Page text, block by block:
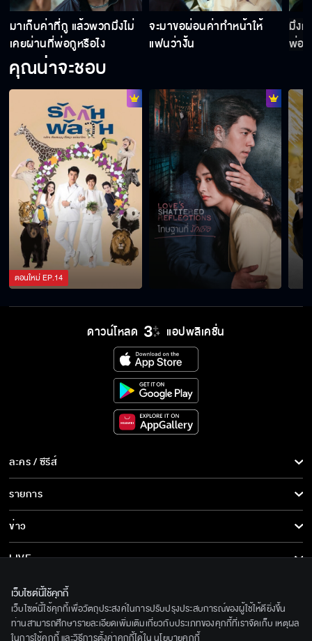
มาเก็บค่าที่กู แล้วพวกมึงไม่
เคยผ่านที่พ่อกูหรือไง
จะมาขอผ่อนค่าทำหน้าให้
แฟนว่างั้น
มึงหู
พ่อกู
คุณน่าจะชอบ
ตอนใหม่EP.14
ดาวน์โหลด แอปพลิเคชั่น
ละคร / ซีรีส์
ละคร/ซีรีส์
ซีรีส์นานาชาติ
การ์ตูน & เกม
รายการ
รายการทั้งหมด
ข่าว
ข่าวทั้งหมด
ข่าวประชาสัมพันธ์
LIVE
เกี่ยวกับเรา
BEC World
ติดตามเราได้ที่
เว็บไซต์นี้ใช้คุกกี้
เว็บไซต์นี้ใช้คุกกี้เพื่อวัตถุประสงค์ในการปรับปรุงประสบการณ์ของผู้ใช้ให้ดียิ่งขึ้น
ท่านสามารถศึกษารายละเอียดเพิ่มเติมเกี่ยวกับประเภทของคุกกี้ที่เราจัดเก็บ เหตุผล
ในการใช้คุกกี้ และวิธีการตั้งค่าคุกกี้ได้ใน นโยบายคุกกี้